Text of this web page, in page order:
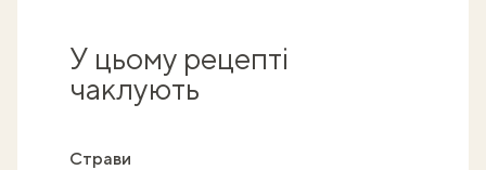
У цьому рецепті
чаклують
Страви